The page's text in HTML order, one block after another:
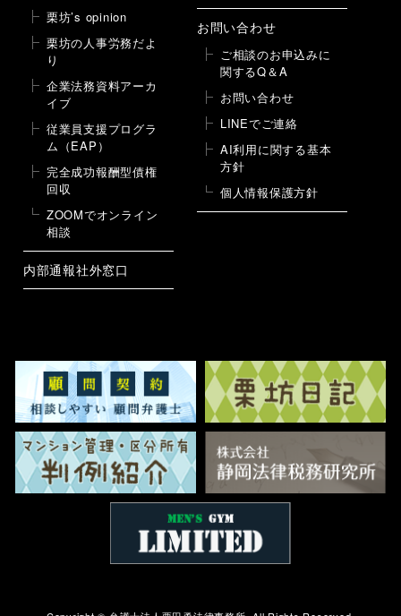
栗坊’s opinion
栗坊の人事労務だよ
り
企業法務資料アーカ
イブ
従業員支援プログラ
ム（EAP）
完全成功報酬型債権
回収
ZOOMでオンライン
相談
内部通報社外窓口
お問い合わせ
ご相談のお申込みに
関するQ＆A
お問い合わせ
LINEでご連絡
AI利用に関する基本
方針
個人情報保護方針